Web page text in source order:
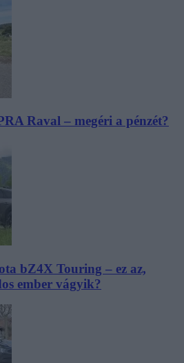
Raval – megéri a pénzét?
bZ4X Touring – ez az,
ember vágyik?